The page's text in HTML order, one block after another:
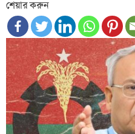
শেয়ার করুন